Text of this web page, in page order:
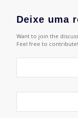
Deixe uma
Want to join the
Feel free to contribute!